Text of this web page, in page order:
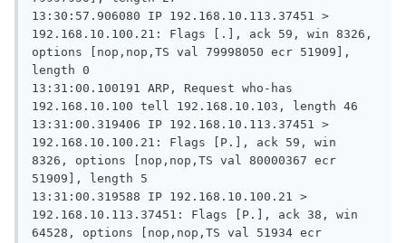
13:30:57.906080 IP 192.168.10.113.37451 >
192.168.10.100.21: Flags [.], ack 59, win 8326,
options [nop,nop,TS val 79998050 ecr 51909],
length 0
13:31:00.100191 ARP, Request who-has
192.168.10.100 tell 192.168.10.103, length 46
13:31:00.319406 IP 192.168.10.113.37451 >
192.168.10.100.21: Flags [P.], ack 59, win
8326, options [nop,nop,TS val 80000367 ecr
51909], length 5
13:31:00.319588 IP 192.168.10.100.21 >
192.168.10.113.37451: Flags [P.], ack 38, win
64528, options [nop,nop,TS val 51934 ecr